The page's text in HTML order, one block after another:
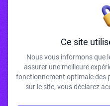
Inscrivez-
J'accepte de recevoir vos e-mails
votre politique de
Ce site
Nous vous informons que
assurer une meilleure
fonctionnement optimale des
sur le site, vous déclarez